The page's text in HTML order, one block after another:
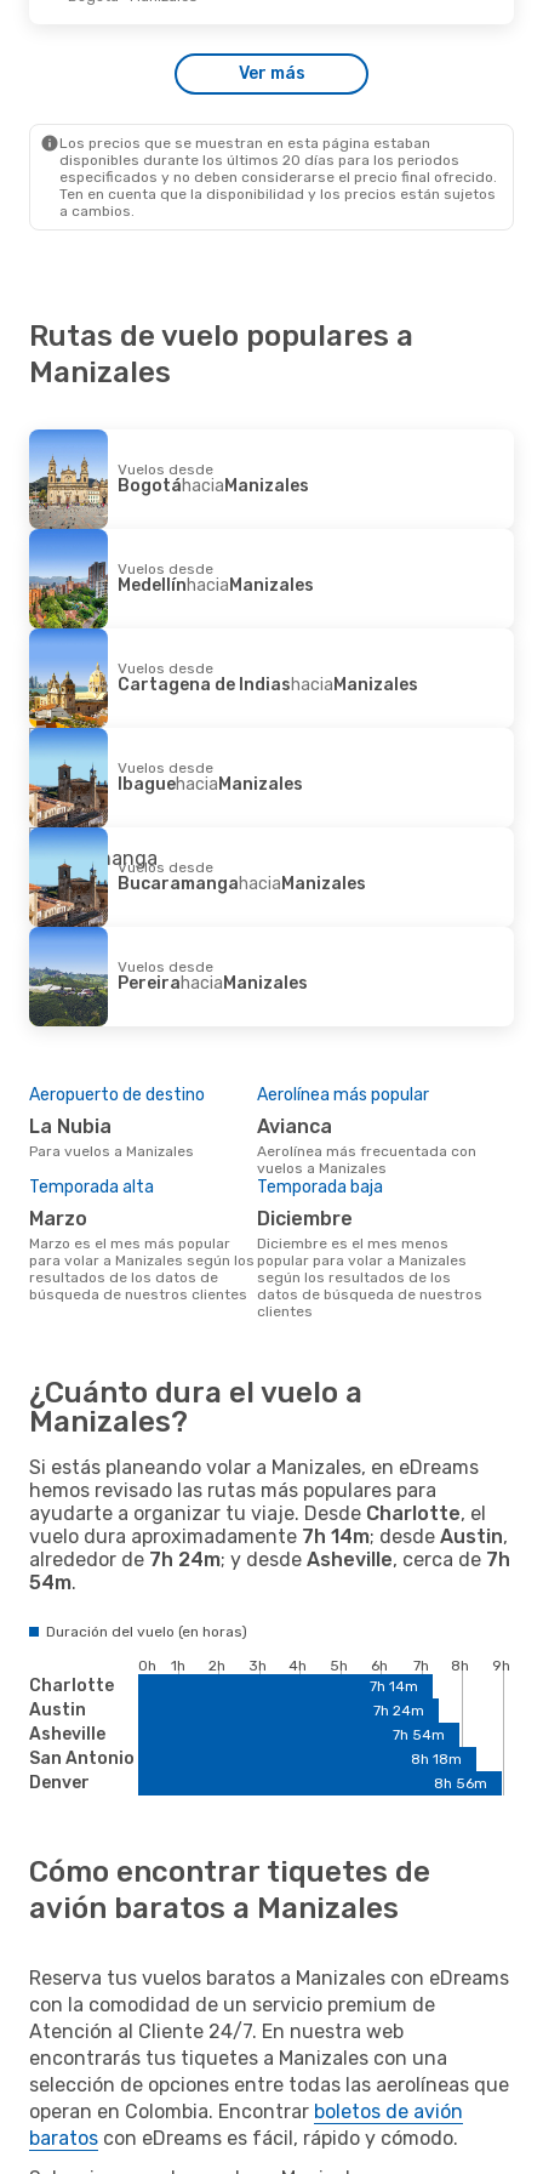
- Lun., 31 De Ago.
C.A.I. Second S.P.A.
Directo
- Manizales
Ver más
Los precios que se muestran en esta página estaban
disponibles durante los últimos 20 días para los periodos
especificados y no deben considerarse el precio final ofrecido.
Ten en cuenta que la disponibilidad y los precios están sujetos
a cambios.
Rutas de vuelo populares a
Manizales
Vuelos desde
BogotáhaciaManizales
Vuelos desde
MedellínhaciaManizales
Vuelos desde
Cartagena de IndiashaciaManizales
Vuelos desde
IbaguehaciaManizales
Vuelos desde
BucaramangahaciaManizales
Vuelos desde
PereirahaciaManizales
Aeropuerto de destino
La Nubia
Para vuelos a Manizales
Aerolínea más popular
Avianca
Aerolínea más frecuentada con
vuelos a Manizales
Temporada alta
marzo
marzo es el mes más popular
para volar a Manizales según los
resultados de los datos de
búsqueda de nuestros clientes
Temporada baja
diciembre
diciembre es el mes menos
popular para volar a Manizales
según los resultados de los
datos de búsqueda de nuestros
clientes
¿Cuánto dura el vuelo a
Manizales?
Si estás planeando volar a Manizales, en eDreams
hemos revisado las rutas más populares para
ayudarte a organizar tu viaje. Desde Charlotte, el
vuelo dura aproximadamente 7h 14m; desde Austin,
alrededor de 7h 24m; y desde Asheville, cerca de 7h
54m.
Duración del vuelo (en horas)
Charlotte
Austin
Asheville
San Antonio
Denver
0h 1h 2h 3h 4h 5h 6h 7h 8h
9h
7h 14m
7h 24m
7h 54m
8h 18m
8h 56m
Cómo encontrar tiquetes de
avión baratos a Manizales
Reserva tus vuelos baratos a Manizales con eDreams
con la comodidad de un servicio premium de
Atención al Cliente 24/7. En nuestra web
encontrarás tus tiquetes a Manizales con una
selección de opciones entre todas las aerolíneas que
operan en Colombia. Encontrar boletos de avión
baratos con eDreams es fácil, rápido y cómodo.